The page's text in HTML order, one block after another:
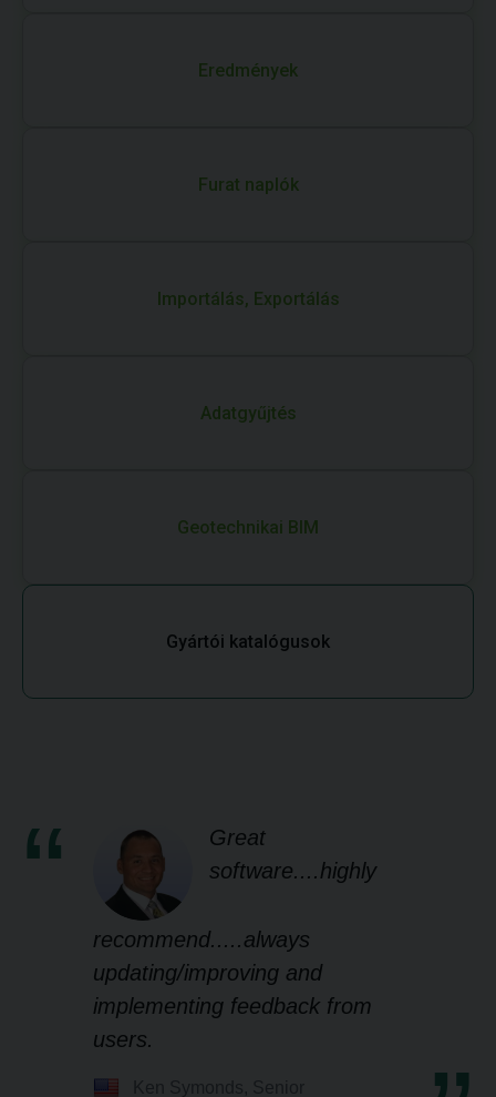
Eredmények
Furat naplók
Importálás, Exportálás
Adatgyűjtés
Geotechnikai BIM
Gyártói katalógusok
Great
software....highly
recommend.....always
updating/improving and
implementing feedback from
users.